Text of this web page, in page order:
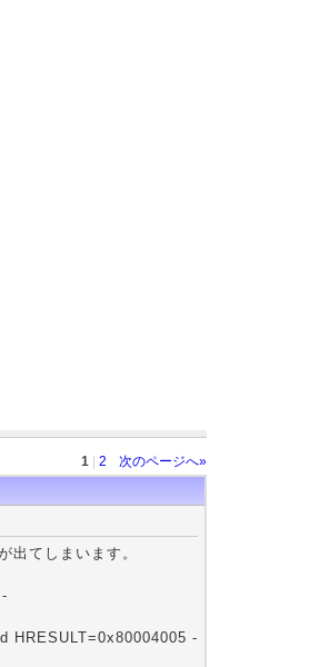
1 2 次のページへ»
出てしまいます。
-